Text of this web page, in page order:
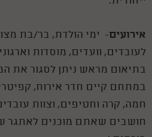
אירועים- ימי הולדת, בר/בת
לעובדים, וועדים, מוסדות
בתיאום מראש ניתן לסגור את
במתחם קיים חדר אירוח,
חמה, קרה וחטיפים, וצוות
חושבים שאתם מוכנים לאתגר